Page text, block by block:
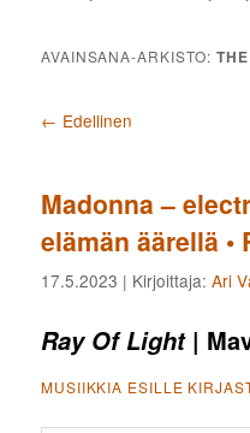
AVAINSANA-ARKISTO:
Artikkelien selaus
← Edellinen
Madonna –
elämän äärellä •
17.5.2023 | Kirjoittaja:Ari
Ray Of Light|
MUSIIKKIA ESILLE